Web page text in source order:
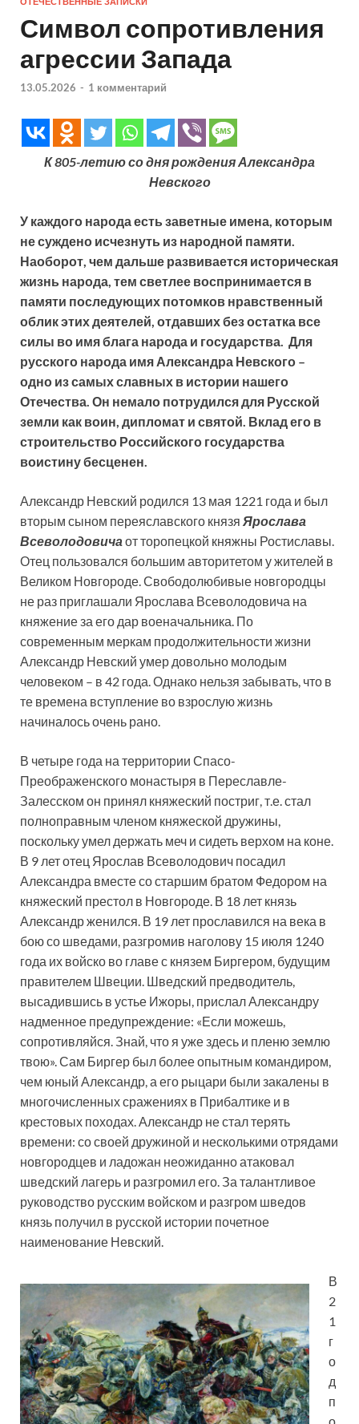
Символ сопротивления
агрессии Запада
13.05.2026 - 1 комментарий
К 805-летию со дня рождения Александра
Невского
У каждого народа есть заветные имена, которым
не суждено исчезнуть из народной памяти.
Наоборот, чем дальше развивается историческая
жизнь народа, тем светлее воспринимается в
памяти последующих потомков нравственный
облик этих деятелей, отдавших без остатка все
силы во имя блага народа и государства. Для
русского народа имя Александра Невского –
одно из самых славных в истории нашего
Отечества. Он немало потрудился для Русской
земли как воин, дипломат и святой. Вклад его в
строительство Российского государства
воистину бесценен.
Александр Невский родился 13 мая 1221 года и был
вторым сыном переяславского князя Ярослава
Всеволодовичаот торопецкой княжны Ростиславы.
Отец пользовался большим авторитетом у жителей в
Великом Новгороде. Свободолюбивые новгородцы
не раз приглашали Ярослава Всеволодовича на
княжение за его дар военачальника. По
современным меркам продолжительности жизни
Александр Невский умер довольно молодым
человеком – в 42 года. Однако нельзя забывать, что в
те времена вступление во взрослую жизнь
начиналось очень рано.
В четыре года на территории Спасо-
Преображенского монастыря в Переславле-
Залесском он принял княжеский постриг, т.е. стал
полноправным членом княжеской дружины,
поскольку умел держать меч и сидеть верхом на коне.
В 9 лет отец Ярослав Всеволодович посадил
Александра вместе со старшим братом Федором на
княжеский престол в Новгороде. В 18 лет князь
Александр женился. В 19 лет прославился на века в
бою со шведами, разгромив наголову 15 июля 1240
года их войско во главе с князем Биргером, будущим
правителем Швеции. Шведский предводитель,
высадившись в устье Ижоры, прислал Александру
надменное предупреждение: «Если можешь,
сопротивляйся. Знай, что я уже здесь и пленю землю
твою». Сам Биргер был более опытным командиром,
чем юный Александр, а его рыцари были закалены в
многочисленных сражениях в Прибалтике и в
крестовых походах. Александр не стал терять
времени: со своей дружиной и несколькими отрядами
новгородцев и ладожан неожиданно атаковал
шведский лагерь и разгромил его. За талантливое
руководство русским войском и разгром шведов
князь получил в русской истории почетное
наименование Невский.
В
2
1
г
о
д
п